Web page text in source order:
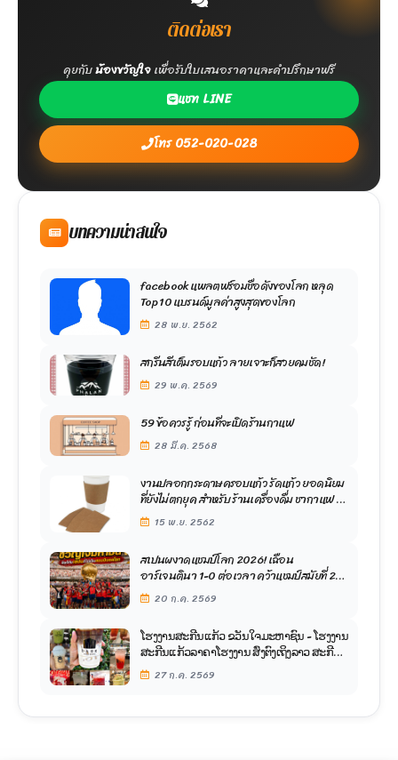
ติดต่อเรา
คุยกับน้องขวัญใจเพื่อรับใบเสนอราคาและคำปรึกษาฟรี
แชท LINE
โทร 052-020-028
บทความน่าสนใจ
facebook แพลตฟร์อมชื่อดังของโลก หลุด
Top 10 แบรนด์มูลค่าสูงสุดของโลก
28 พ.ย. 2562
สกรีนสีเต็มรอบแก้ว ลายเจาะก็สวยคมชัด!
29 พ.ค. 2569
59 ข้อควรรู้ ก่อนที่จะเปิดร้านกาแฟ
28 มี.ค. 2568
งานปลอกกระดาษครอบแก้ว รัดแก้ว ยอดนิยม
ที่ยังไม่ตกยุค สำหรับ ร้านเครื่องดื่ม ชากาแฟ ที่
ต้องการสร้างความจดจำ
15 พ.ย. 2562
สเปนผงาดแชมป์โลก 2026! เฉือน
อาร์เจนตินา 1-0 ต่อเวลา คว้าแชมป์สมัยที่ 2
ในรอบ 16 ปี
20 ก.ค. 2569
ໂຮງງານສະກີນແກ້ວ ຂວັນໃຈມະຫາຊົນ - ໂຮງງານ
ສະກີນແກ້ວລາຄາໂຮງງານ ສົ່ງຕົງເຖິງລາວ ສະກີນ
ແກ້ວກັບ ຂວັນໃຈມະຫາຊົນ ດີກວ່າແນວໃດ?
27 ก.ค. 2569